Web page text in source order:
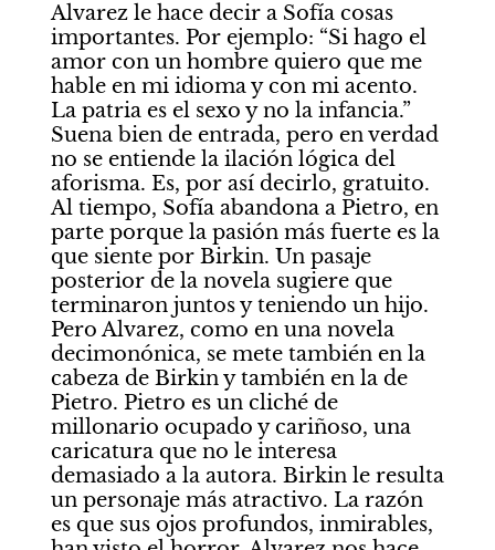
Alvarez le hace decir a Sofía cosas
importantes. Por ejemplo: “Si hago el
amor con un hombre quiero que me
hable en mi idioma y con mi acento.
La patria es el sexo y no la infancia.”
Suena bien de entrada, pero en verdad
no se entiende la ilación lógica del
aforisma. Es, por así decirlo, gratuito.
Al tiempo, Sofía abandona a Pietro, en
parte porque la pasión más fuerte es la
que siente por Birkin. Un pasaje
posterior de la novela sugiere que
terminaron juntos y teniendo un hijo.
Pero Alvarez, como en una novela
decimonónica, se mete también en la
cabeza de Birkin y también en la de
Pietro. Pietro es un cliché de
millonario ocupado y cariñoso, una
caricatura que no le interesa
demasiado a la autora. Birkin le resulta
un personaje más atractivo. La razón
es que sus ojos profundos, inmirables,